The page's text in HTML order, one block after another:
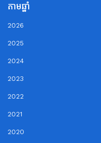
តាមឆ្នាំ
2026
2025
2024
2023
2022
2021
2020